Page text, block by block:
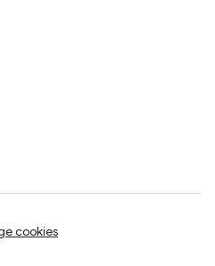
cookies